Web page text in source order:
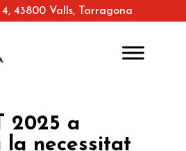
43800 Valls, Tarragona
2025 a
la necessitat